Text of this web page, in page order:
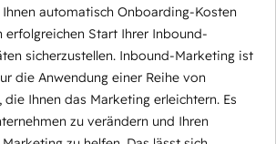
automatisch Onboarding-Kosten
erfolgreichen Start Ihrer Inbound-
sicherzustellen. Inbound-Marketing ist
die Anwendung einer Reihe von
die Ihnen das Marketing erleichtern. Es
zu verändern und Ihren